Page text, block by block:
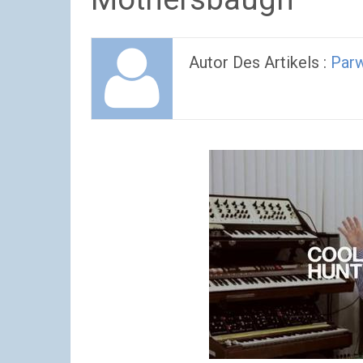
Autor Des Artikels :